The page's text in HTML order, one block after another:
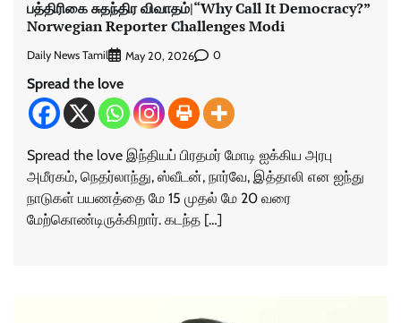
பத்திரிகை சுதந்திர விவாதம்|“Why Call It Democracy?”
Norwegian Reporter Challenges Modi
Daily News Tamil May 20, 2026 0
Spread the love
Spread the love இந்தியப் பிரதமர் மோடி ஐக்கிய அரபு
அமீரகம், நெதர்லாந்து, ஸ்வீடன், நார்வே, இத்தாலி என ஐந்து
நாடுகள் பயணத்தை மே 15 முதல் மே 20 வரை
மேற்கொண்டிருக்கிறார். கடந்த […]